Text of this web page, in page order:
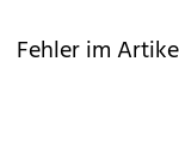
Fehler im